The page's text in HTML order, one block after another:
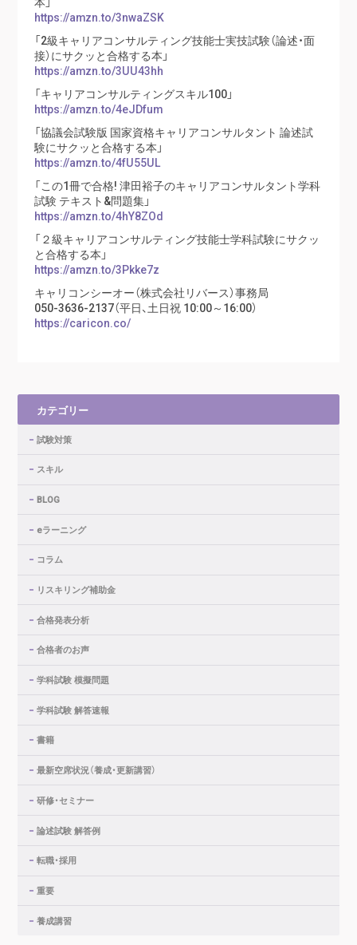
https://amzn.to/3nwaZSK
「2級キャリアコンサルティング技能士実技試験（論述・面
接）にサクッと合格する本」
https://amzn.to/3UU43hh
「キャリアコンサルティングスキル100」
https://amzn.to/4eJDfum
「協議会試験版 国家資格キャリアコンサルタント 論述試
験にサクッと合格する本」
https://amzn.to/4fU55UL
「この1冊で合格! 津田裕子のキャリアコンサルタント学科
試験 テキスト&問題集」
https://amzn.to/4hY8ZOd
「２級キャリアコンサルティング技能士学科試験にサクッ
と合格する本」
https://amzn.to/3Pkke7z
キャリコンシーオー（株式会社リバース）事務局
050-3636-2137（平日、土日祝 10:00～16:00）
https://caricon.co/
カテゴリー
試験対策
スキル
BLOG
eラーニング
コラム
リスキリング補助金
合格発表分析
合格者のお声
学科試験 模擬問題
学科試験 解答速報
書籍
最新空席状況（養成・更新講習）
研修・セミナー
論述試験 解答例
転職・採用
重要
養成講習